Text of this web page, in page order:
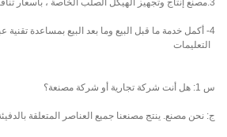
4- أكمل خدمة ما قبل البيع وما بعد البيع بمساعدة تقنية عبر الإنترنت وفي الموقع.
التعليمات
س 1: هل أنت شركة تجارية أو شركة مصنعة؟
ج: نحن مصنع. ينتج مصنعنا جميع العناصر المتعلقة